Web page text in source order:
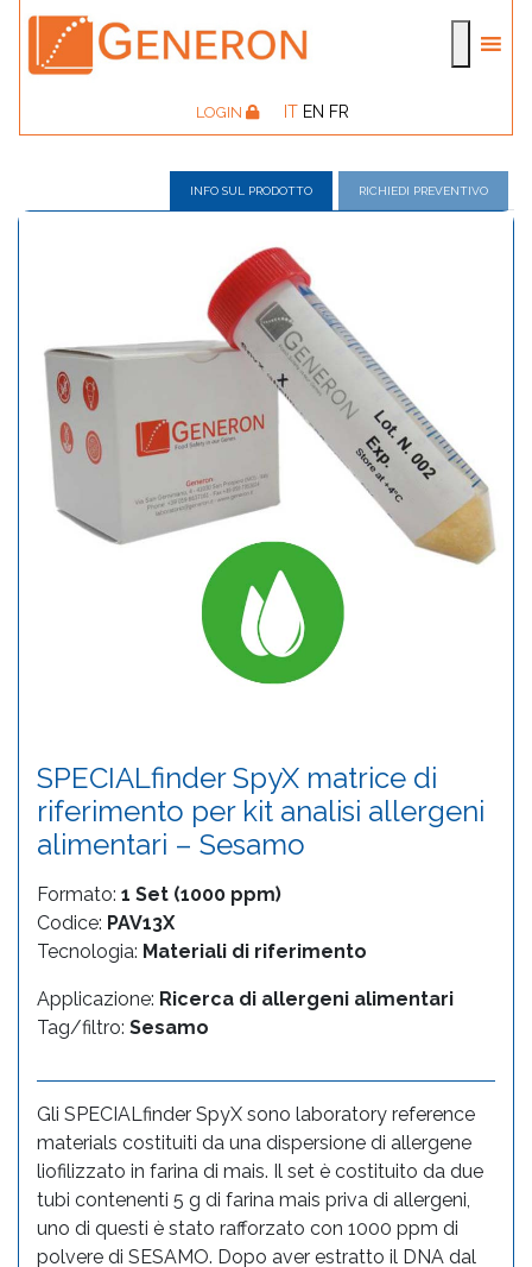
LOGIN IT EN FR
INFO SUL PRODOTTO RICHIEDI PREVENTIVO
SPECIALfinder SpyX matrice di
riferimento per kit analisi allergeni
alimentari – Sesamo
Formato: 1 Set (1000 ppm)
Codice: PAV13X
Tecnologia: Materiali di riferimento
Applicazione: Ricerca di allergeni alimentari
Tag/filtro: Sesamo
Gli SPECIALfinder SpyX sono laboratory reference
materials costituiti da una dispersione di allergene
liofilizzato in farina di mais. Il set è costituito da due
tubi contenenti 5 g di farina mais priva di allergeni,
uno di questi è stato rafforzato con 1000 ppm di
polvere di SESAMO. Dopo aver estratto il DNA dal